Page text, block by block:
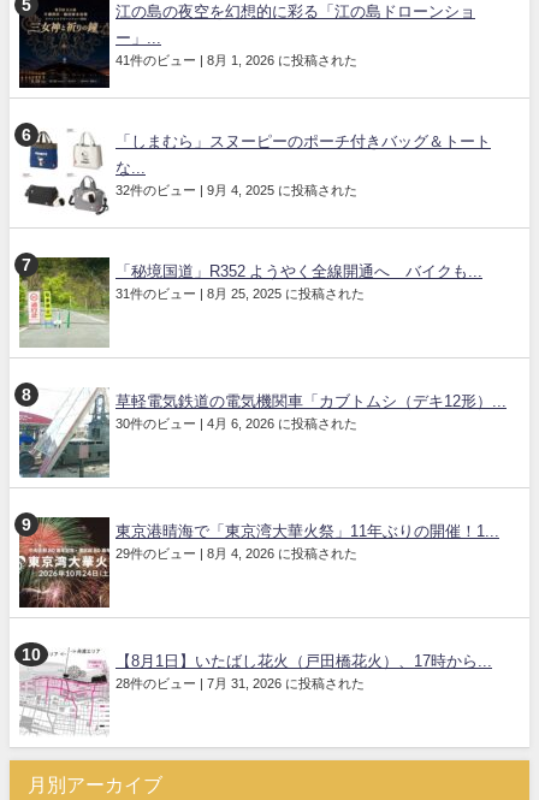
江の島の夜空を幻想的に彩る「江の島ドローンショ
ー」...
41件のビュー | 8月 1, 2026 に投稿された
「しまむら」スヌーピーのポーチ付きバッグ＆トート
な...
32件のビュー | 9月 4, 2025 に投稿された
「秘境国道」R352 ようやく全線開通へ バイクも...
31件のビュー | 8月 25, 2025 に投稿された
草軽電気鉄道の電気機関車「カブトムシ（デキ12形）...
30件のビュー | 4月 6, 2026 に投稿された
東京港晴海で「東京湾大華火祭」11年ぶりの開催！1...
29件のビュー | 8月 4, 2026 に投稿された
【8月1日】いたばし花火（戸田橋花火）、17時から...
28件のビュー | 7月 31, 2026 に投稿された
月別アーカイブ